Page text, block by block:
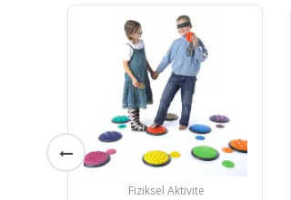
Bahçe Oyuncakları